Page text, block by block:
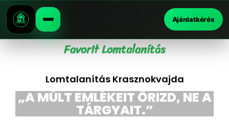
Ajánlatkérés
Favorit Lomtalanítás
Lomtalanítás Krasznokvajda
„A MÚLT EMLÉKEIT ŐRIZD, NE A
TÁRGYAIT.”